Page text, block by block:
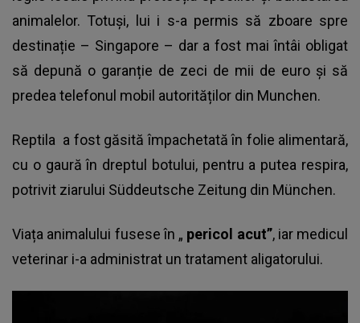
animalelor. Totuși, lui i s-a permis să zboare spre
destinație – Singapore – dar a fost mai întâi obligat
să depună o garanție de zeci de mii de euro și să
predea telefonul mobil autorităților din Munchen.
Reptila a fost găsită împachetată în folie alimentară,
cu o gaură în dreptul botului, pentru a putea respira,
potrivit ziarului Süddeutsche Zeitung din München.
Viața animalului fusese în „ pericol acut”, iar medicul
veterinar i-a administrat un tratament aligatorului.